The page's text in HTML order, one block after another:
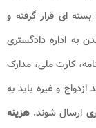
ای قرار گرفته و
به اداره دادگستری
کارت ملی، مدارک
و غیره باید به
ارسال شوند. هزینه